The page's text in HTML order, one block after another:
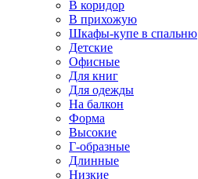
В коридор
В прихожую
Шкафы-купе в спальню
Детские
Офисные
Для книг
Для одежды
На балкон
Форма
Высокие
Г-образные
Длинные
Низкие